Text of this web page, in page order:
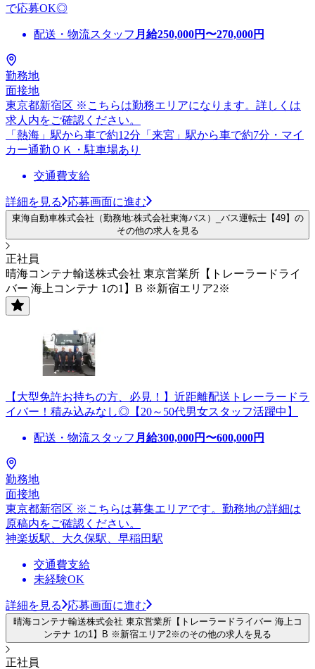
で応募OK◎
配送・物流スタッフ 月給250,000円〜270,000円
勤務地
面接地
東京都新宿区 ※こちらは勤務エリアになります。詳しくは
求人内をご確認ください。
「熱海」駅から車で約12分「来宮」駅から車で約7分・マイ
カー通勤ＯＫ・駐車場あり
交通費支給
詳細を見る 応募画面に進む
東海自動車株式会社（勤務地:株式会社東海バス）_バス運転士【49】の
その他の求人を見る
正社員
晴海コンテナ輸送株式会社 東京営業所【トレーラードライ
バー 海上コンテナ 1の1】B ※新宿エリア2※
【大型免許お持ちの方、必見！】近距離配送トレーラードラ
イバー！積み込みなし◎【20～50代男女スタッフ活躍中】
配送・物流スタッフ 月給300,000円〜600,000円
勤務地
面接地
東京都新宿区 ※こちらは募集エリアです。勤務地の詳細は
原稿内をご確認ください。
神楽坂駅、大久保駅、早稲田駅
交通費支給
未経験OK
詳細を見る 応募画面に進む
晴海コンテナ輸送株式会社 東京営業所【トレーラードライバー 海上コ
ンテナ 1の1】B ※新宿エリア2※のその他の求人を見る
正社員